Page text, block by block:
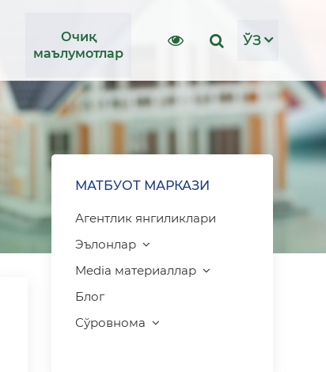
Очиқ
маълумотлар
ЎЗ
МАТБУОТ МАРКАЗИ
Агентлик янгиликлари
Эълонлар
Media материаллар
Блог
Сўровнома